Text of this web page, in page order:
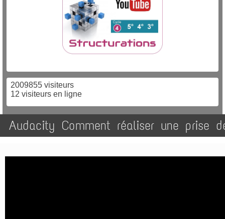
2009855 visiteurs
12 visiteurs en ligne
Audacity Comment réaliser une prise